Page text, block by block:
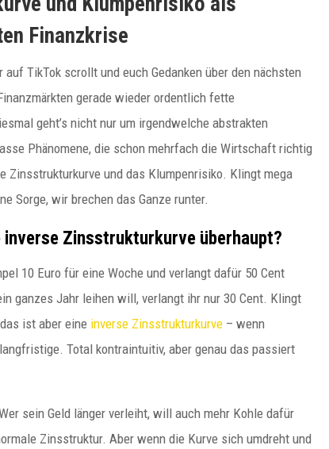
Finanzkrise
TikTok scrollt und euch Gedanken über den nächsten
gerade wieder ordentlich fette
geht’s nicht nur um irgendwelche abstrakten
Phänomene, die schon mehrfach die Wirtschaft richtig
Zinsstrukturkurve und das Klumpenrisiko. Klingt mega
Sorge, wir brechen das Ganze runter.
inverse Zinsstrukturkurve überhaupt?
10 Euro für eine Woche und verlangt dafür 50 Cent
ganzes Jahr leihen will, verlangt ihr nur 30 Cent. Klingt
ist aber eine inverse Zinsstrukturkurve – wenn
Total kontraintuitiv, aber genau das passiert
sein Geld länger verleiht, will auch mehr Kohle dafür
Zinsstruktur. Aber wenn die Kurve sich umdreht und
paulitz
falsch aufgebaute EWIV in
Norbert Peter: Warum falsch
aufgebaute EWIV in Gefahr